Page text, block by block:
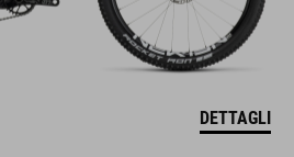
DETTAGLI